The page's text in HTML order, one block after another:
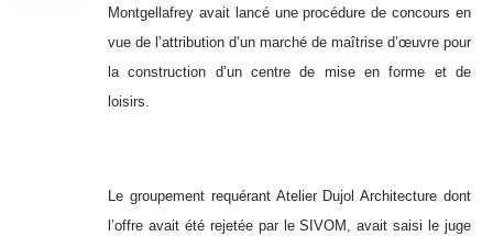
Montgellafrey avait lancé une procédure de concours en
vue de l’attribution d’un marché de maîtrise d’œuvre pour
la construction d’un centre de mise en forme et de
loisirs.
Le groupement requérant Atelier Dujol Architecture dont
l’offre avait été rejetée par le SIVOM, avait saisi le juge